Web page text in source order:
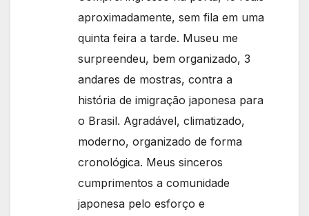
aproximadamente, sem fila em uma
quinta feira a tarde. Museu me
surpreendeu, bem organizado, 3
andares de mostras, contra a
história de imigração japonesa para
o Brasil. Agradável, climatizado,
moderno, organizado de forma
cronológica. Meus sinceros
cumprimentos a comunidade
japonesa pelo esforço e